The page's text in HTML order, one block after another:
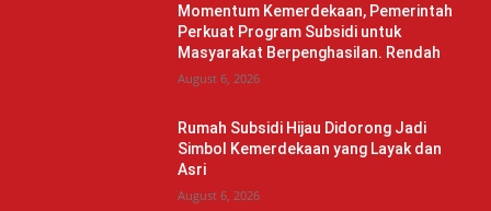
Momentum Kemerdekaan, Pemerintah
Perkuat Program Subsidi untuk
Masyarakat Berpenghasilan. Rendah
August 6, 2026
Rumah Subsidi Hijau Didorong Jadi
Simbol Kemerdekaan yang Layak dan
Asri
August 6, 2026